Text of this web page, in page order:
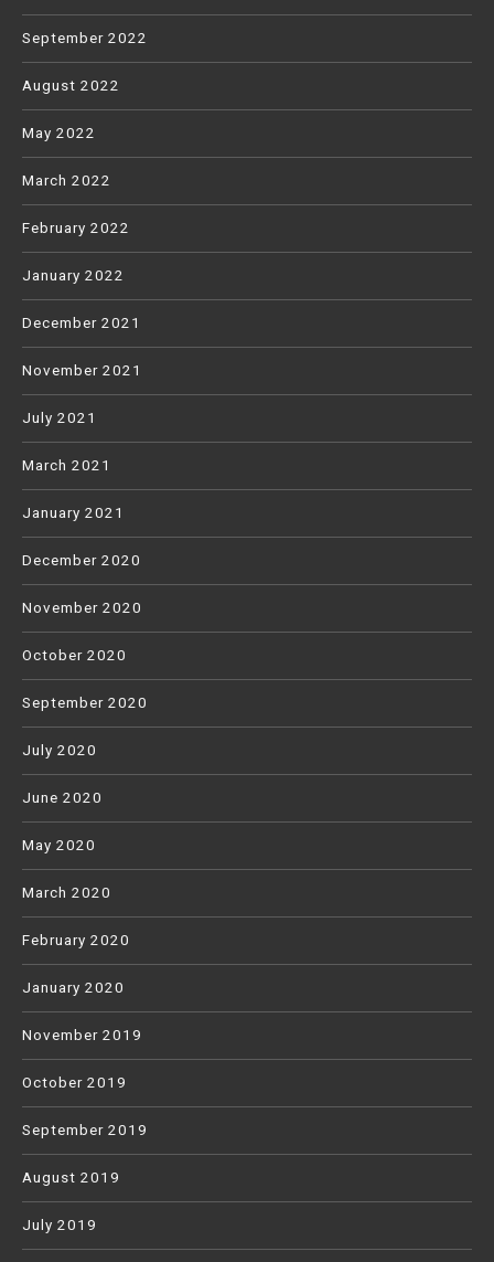
September 2022
August 2022
May 2022
March 2022
February 2022
January 2022
December 2021
November 2021
July 2021
March 2021
January 2021
December 2020
November 2020
October 2020
September 2020
July 2020
June 2020
May 2020
March 2020
February 2020
January 2020
November 2019
October 2019
September 2019
August 2019
July 2019